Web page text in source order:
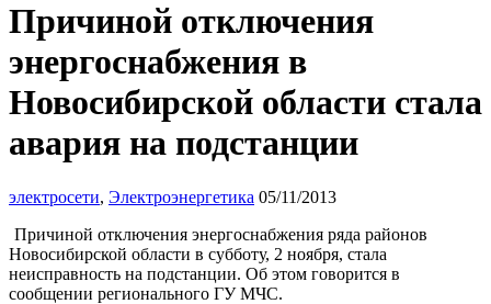
Причиной отключения
энергоснабжения в
Новосибирской области стала
авария на подстанции
электросети, Электроэнергетика 05/11/2013
Причиной отключения энергоснабжения ряда районов
Новосибирской области в субботу, 2 ноября, стала
неисправность на подстанции. Об этом говорится в
сообщении регионального ГУ МЧС.